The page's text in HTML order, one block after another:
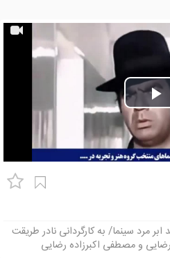
Play
Video
ابر مرد سینما/ به کارگردانی نادر طریقت
و مصطفی اکبرزاده رضایی